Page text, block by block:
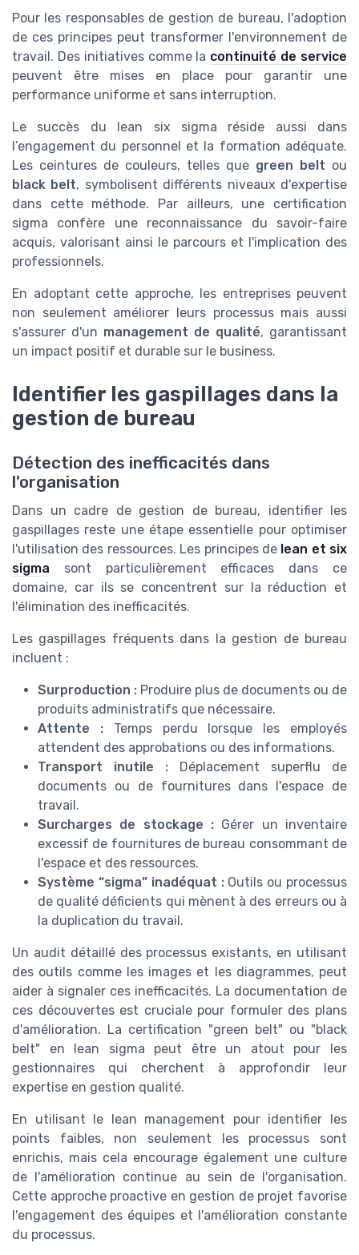
Pour les responsables de gestion de bureau, l'adoption
de ces principes peut transformer l'environnement de
travail. Des initiatives comme la continuité de service
peuvent être mises en place pour garantir une
performance uniforme et sans interruption.
Le succès du lean six sigma réside aussi dans
l’engagement du personnel et la formation adéquate.
Les ceintures de couleurs, telles que green belt ou
black belt, symbolisent différents niveaux d'expertise
dans cette méthode. Par ailleurs, une certification
sigma confère une reconnaissance du savoir-faire
acquis, valorisant ainsi le parcours et l'implication des
professionnels.
En adoptant cette approche, les entreprises peuvent
non seulement améliorer leurs processus mais aussi
s'assurer d'un management de qualité, garantissant
un impact positif et durable sur le business.
Identifier les gaspillages dans la
gestion de bureau
Détection des inefficacités dans
l'organisation
Dans un cadre de gestion de bureau, identifier les
gaspillages reste une étape essentielle pour optimiser
l'utilisation des ressources. Les principes de lean et six
sigma sont particulièrement efficaces dans ce
domaine, car ils se concentrent sur la réduction et
l'élimination des inefficacités.
Les gaspillages fréquents dans la gestion de bureau
incluent :
Surproduction : Produire plus de documents ou de
produits administratifs que nécessaire.
Attente :Temps perdu lorsque les employés
attendent des approbations ou des informations.
Transport inutile : Déplacement superflu de
documents ou de fournitures dans l'espace de
travail.
Surcharges de stockage : Gérer un inventaire
excessif de fournitures de bureau consommant de
l'espace et des ressources.
Système “sigma” inadéquat :Outils ou processus
de qualité déficients qui mènent à des erreurs ou à
la duplication du travail.
Un audit détaillé des processus existants, en utilisant
des outils comme les images et les diagrammes, peut
aider à signaler ces inefficacités. La documentation de
ces découvertes est cruciale pour formuler des plans
d'amélioration. La certification "green belt" ou "black
belt" en lean sigma peut être un atout pour les
gestionnaires qui cherchent à approfondir leur
expertise en gestion qualité.
En utilisant le lean management pour identifier les
points faibles, non seulement les processus sont
enrichis, mais cela encourage également une culture
de l'amélioration continue au sein de l'organisation.
Cette approche proactive en gestion de projet favorise
l'engagement des équipes et l'amélioration constante
du processus.